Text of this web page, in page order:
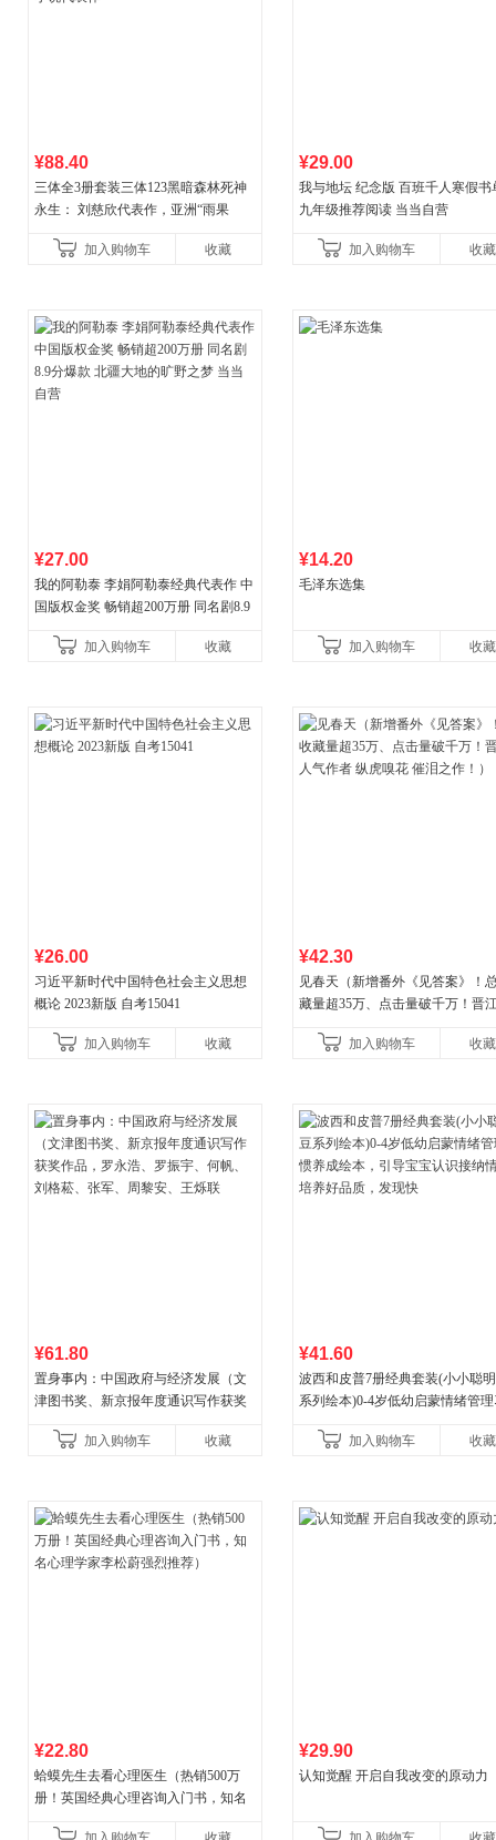
¥88.40
三体全3册套装三体123黑暗森林死神
永生： 刘慈欣代表作，亚洲“雨果
小说代表作加入购物车 收藏
¥29.00
我与地坛 纪念版 百班千人寒假书
九年级推荐阅读 当当自营
加入购物车 收藏
¥27.00
我的阿勒泰 李娟阿勒泰经典代表作 中
国版权金奖 畅销超200万册 同名剧8.9
加入购物车
收藏
¥14.20
毛泽东选集
加入购物车 收藏
¥26.00
习近平新时代中国特色社会主义思想
概论 2023新版 自考15041
加入购物车 收藏
¥42.30
见春天（新增番外《见答案》！
藏量超35万、点击量破千万！晋
加入购物车
收藏
¥61.80
置身事内：中国政府与经济发展（文
津图书奖、新京报年度通识写作获奖
菘、张军、周黎安、王烁联
加入购物车 收藏
¥41.60
波西和皮普7册经典套装(小小聪
系列绘本)0-4岁低幼启蒙情绪管
养好品质，发现快
加入购物车 收藏
¥22.80
蛤蟆先生去看心理医生（热销500万
册！英国经典心理咨询入门书，知名
¥29.90
认知觉醒 开启自我改变的原动力